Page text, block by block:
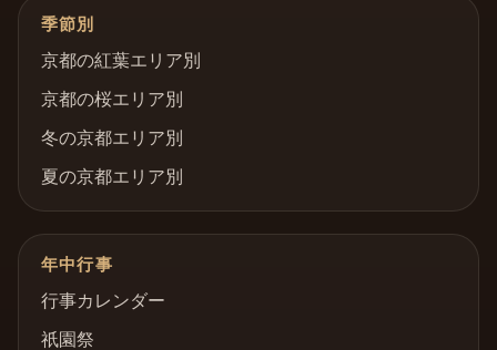
季節別
京都の紅葉エリア別
京都の桜エリア別
冬の京都エリア別
夏の京都エリア別
年中行事
行事カレンダー
祇園祭